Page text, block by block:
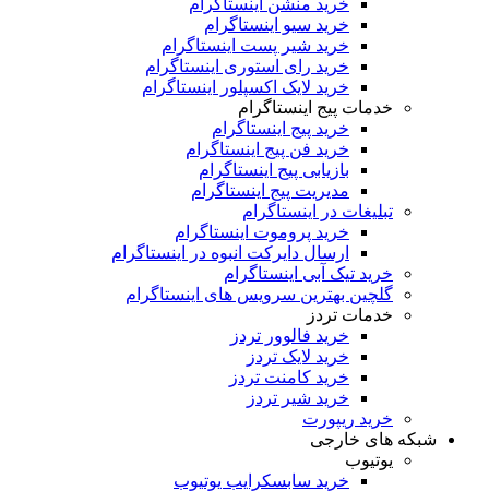
خرید منشن اینستاگرام
خرید سیو اینستاگرام
خرید شیر پست اینستاگرام
خرید رای استوری اینستاگرام
خرید لایک اکسپلور اینستاگرام
خدمات پیج اینستاگرام
خرید پیج اینستاگرام
خرید فن پیج اینستاگرام
بازیابی پیج اینستاگرام
مدیریت پیج اینستاگرام
تبلیغات در اینستاگرام
خرید پروموت اینستاگرام
ارسال دایرکت انبوه در اینستاگرام
خرید تیک آبی اینستاگرام
گلچین بهترین سرویس های اینستاگرام
خدمات تردز
خرید فالوور تردز
خرید لایک تردز
خرید کامنت تردز
خرید شیر تردز
خرید ریپورت
شبکه های خارجی
یوتیوب
خرید سابسکرایب یوتیوب